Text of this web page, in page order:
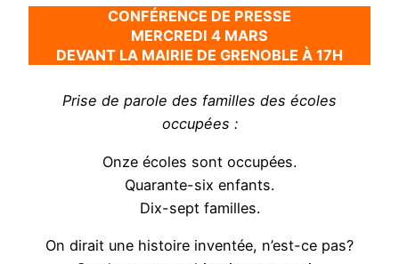
CONFÉRENCE DE PRESSE
MERCREDI 4 MARS
DEVANT LA MAIRIE DE GRENOBLE À 17H
Prise de parole des familles des écoles
occupées :
Onze écoles sont occupées.
Quarante-six enfants.
Dix-sept familles.
On dirait une histoire inventée, n’est-ce pas?